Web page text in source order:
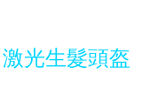
光生髮頭盔